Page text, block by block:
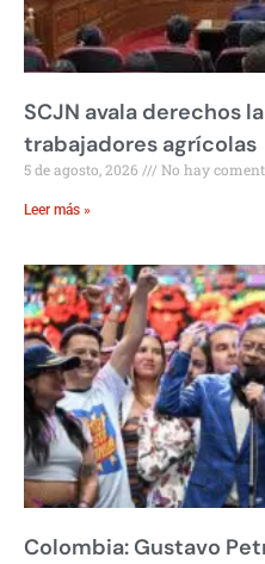
SCJN avala derechos
trabajadores agrícolas
5 de agosto, 2026 No hay
Leer más »
Colombia: Gustavo